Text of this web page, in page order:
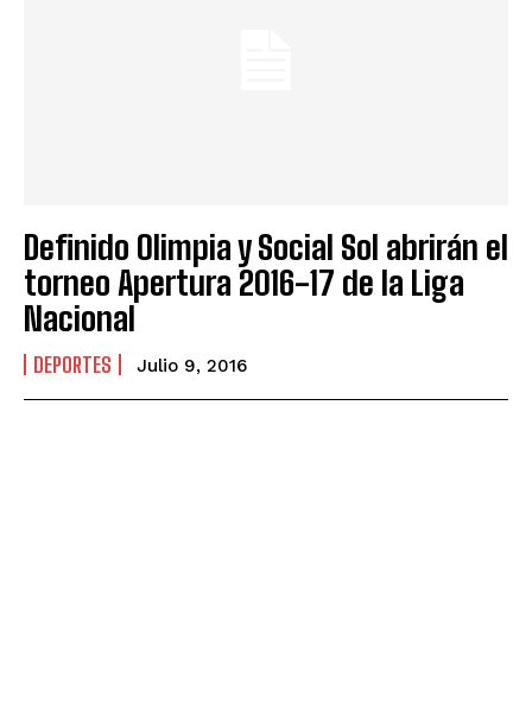
Definido Olimpia y Social Sol abrirán el
torneo Apertura 2016-17 de la Liga
Nacional
DEPORTES Julio 9, 2016